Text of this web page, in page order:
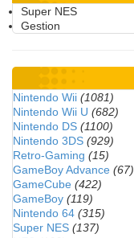
Super NES
Gestion
Nintendo Wii (1081)
Nintendo Wii U (682)
Nintendo DS (1100)
Nintendo 3DS (929)
Retro-Gaming (15)
GameBoy Advance (67)
GameCube (422)
GameBoy (119)
Nintendo 64 (315)
Super NES (137)